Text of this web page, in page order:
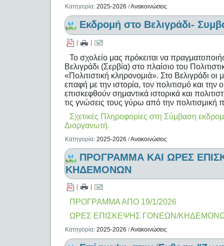
Κατηγορία:2025-2026 /Ανακοινώσεις
Εκδρομή στο Βελιγράδι-
Το σχολείο μας πρόκειται να
Βελιγράδι (Σερβία) στο πλαίσιο του
«Πολιτιστική κληρονομιά». Στο Βελιγράδι οι
επαφή με την ιστορία, τον πολιτισμό και
επισκεφθούν σημαντικά ιστορικά και
τις γνώσεις τους γύρω από την πολιτισμική
Σχετικές Πληροφορίες στη Σύμβαση
Διοργανωτή.
Κατηγορία:2025-2026 /Ανακοινώσεις
ΠΡΟΓΡΑΜΜΑ ΚΑΙ ΩΡΕΣ
ΚΗΔΕΜΟΝΩΝ
ΠΡΟΓΡΑΜΜΑ ΑΠΟ 19/1/2026
ΩΡΕΣ ΕΠΙΣΚΕΨΗΣ ΓΟΝΕΩΝ/
Κατηγορία:2025-2026 /Ανακοινώσεις